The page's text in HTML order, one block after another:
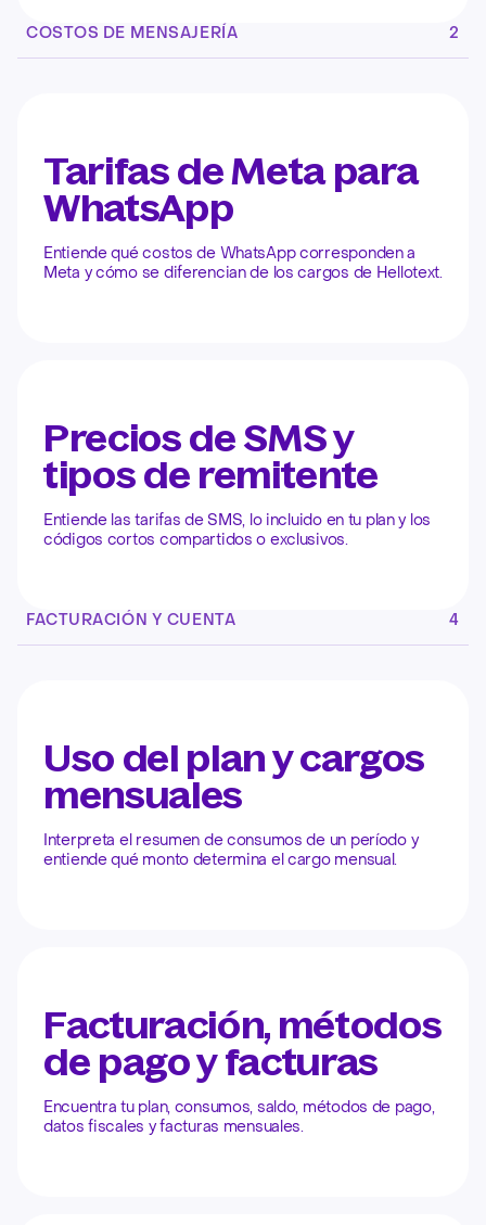
COSTOS DE MENSAJERÍA 2
Tarifas de Meta para
WhatsApp
Entiende qué costos de WhatsApp corresponden a
Meta y cómo se diferencian de los cargos de Hellotext.
Precios de SMS y
tipos de remitente
Entiende las tarifas de SMS, lo incluido en tu plan y los
códigos cortos compartidos o exclusivos.
FACTURACIÓN Y CUENTA 4
Uso del plan y cargos
mensuales
Interpreta el resumen de consumos de un período y
entiende qué monto determina el cargo mensual.
Facturación, métodos
de pago y facturas
Encuentra tu plan, consumos, saldo, métodos de pago,
datos fiscales y facturas mensuales.